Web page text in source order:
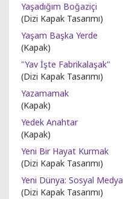
Yaşadığım Boğaziçi
(Dizi Kapak Tasarımı)
Yaşam Başka Yerde
(Kapak)
"Yav İşte Fabrikalaşak"
(Dizi Kapak Tasarımı)
Yazamamak
(Kapak)
Yedek Anahtar
(Kapak)
Yeni Bir Hayat Kurmak
(Dizi Kapak Tasarımı)
Yeni Dünya: Sosyal Medya
(Dizi Kapak Tasarımı)